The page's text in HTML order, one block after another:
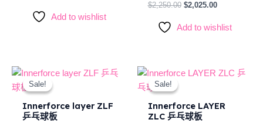
Add to wishlist
$2,250.00 $2,025.00
Add to wishlist
Sale!
Sale!
Innerforce layer ZLF
乒乓球板
Original
price
Current
price
Sale!
Sale!
Innerforce LAYER
ZLC 乒乓球板
Original
Current